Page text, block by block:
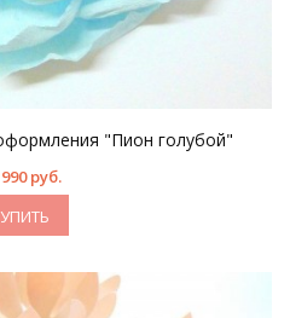
"Пион голубой"
руб.